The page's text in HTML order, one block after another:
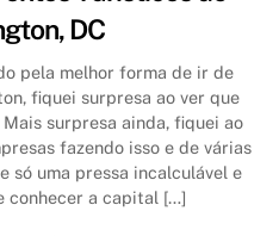
DC
pela melhor forma de ir de
fiquei surpresa ao ver que
surpresa ainda, fiquei ao
fazendo isso e de várias
só uma pressa incalculável e
conhecer a capital […]